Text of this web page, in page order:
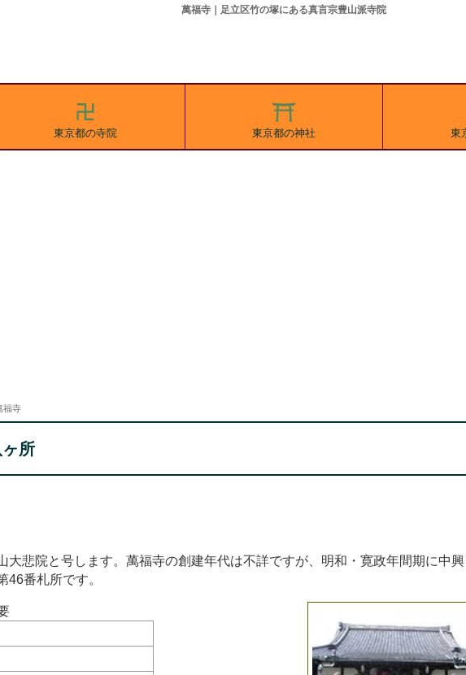
萬福寺｜足立区竹の塚にある真言宗豊山派寺院
東京都の寺院 東京都の神社 東
福寺
所
大悲院と号します。萬福寺の創建年代は不詳ですが、明和・寛政年間期に中興
46番札所です。